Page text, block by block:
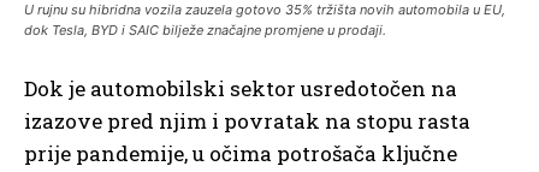
U rujnu su hibridna vozila zauzela gotovo 35% tržišta novih automobila u EU,
dok Tesla, BYD i SAIC bilježe značajne promjene u prodaji.
Dok je automobilski sektor usredotočen na
izazove pred njim i povratak na stopu rasta
prije pandemije, u očima potrošača ključne